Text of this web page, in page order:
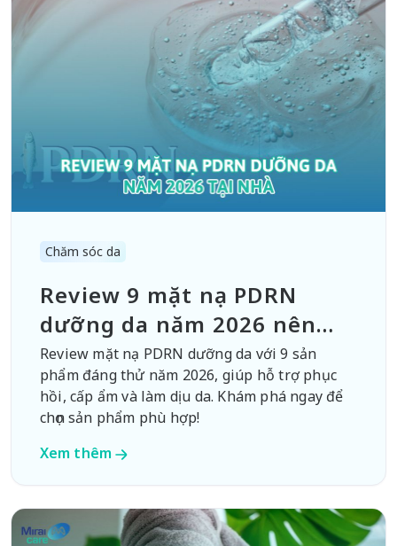
Chăm sóc da
Review 9 mặt nạ PDRN
dưỡng da năm 2026 nên
dùng
Review mặt nạ PDRN dưỡng da với 9 sản
phẩm đáng thử năm 2026, giúp hỗ trợ phục
hồi, cấp ẩm và làm dịu da. Khám phá ngay để
chọn sản phẩm phù hợp!
Xem thêm